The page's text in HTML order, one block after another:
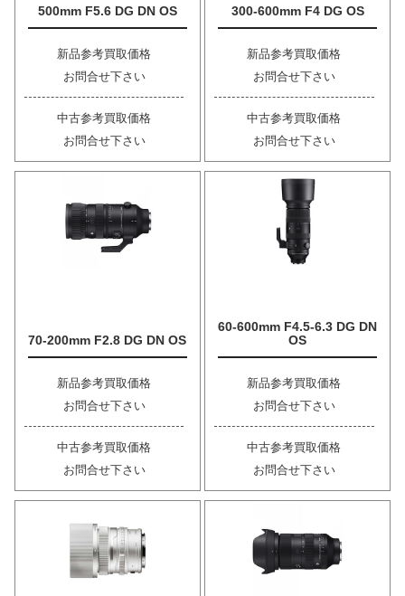
500mm F5.6 DG DN OS
新品参考買取価格
お問合せ下さい
中古参考買取価格
お問合せ下さい
300-600mm F4 DG OS
新品参考買取価格
お問合せ下さい
中古参考買取価格
お問合せ下さい
70-200mm F2.8 DG DN OS
新品参考買取価格
お問合せ下さい
中古参考買取価格
お問合せ下さい
60-600mm F4.5-6.3 DG DN
OS
新品参考買取価格
お問合せ下さい
中古参考買取価格
お問合せ下さい